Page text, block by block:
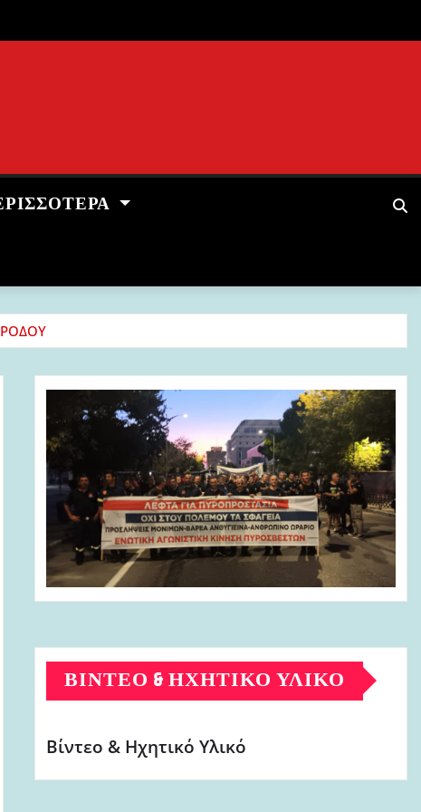
ΒΊΝΤΕΟ & ΗΧΗΤΙΚΌ ΥΛΙΚΌ
Βίντεο & Ηχητικό Υλικό